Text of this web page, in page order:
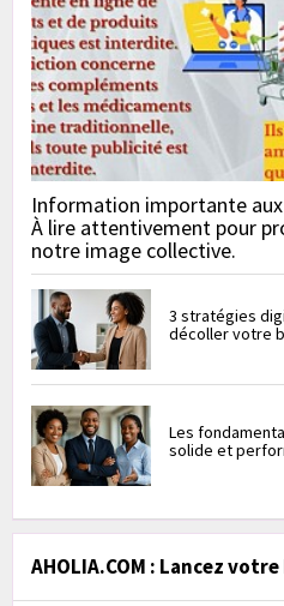
Information importante aux
À lire attentivement pour
notre image collective.
3 stratégies
décoller votre
Les
solide et
AHOLIA.COM : Lancez